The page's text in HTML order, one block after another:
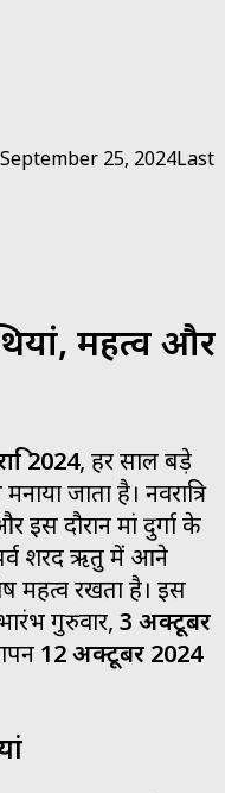
September 25, 2024Last
महत्व और
2024, हर साल बड़े
जाता है। नवरात्रि
इस दौरान मां दुर्गा के
शरद ऋतु में आने
महत्व रखता है। इस
गुरुवार, 3 अक्टूबर
12 अक्टूबर 2024